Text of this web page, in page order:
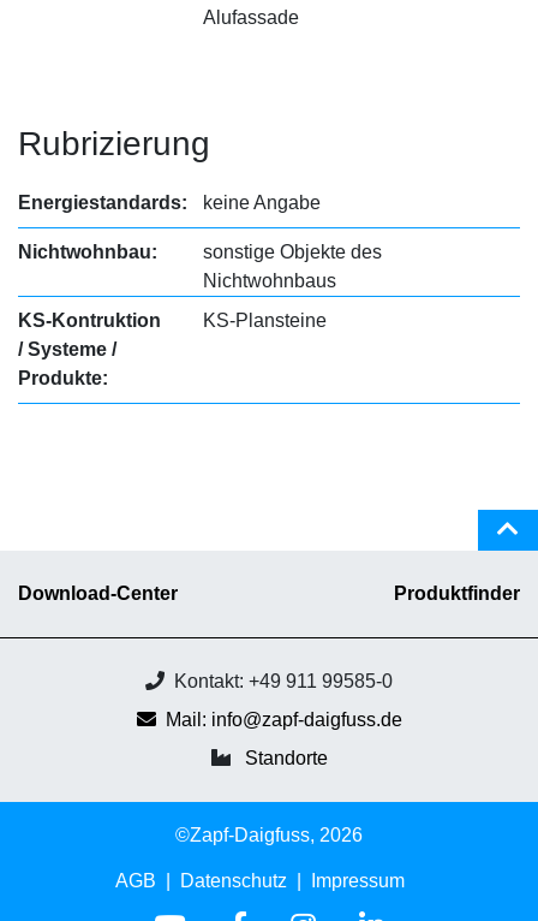
Alufassade
Rubrizierung
Energiestandards: keine Angabe
Nichtwohnbau:
sonstige Objekte des
Nichtwohnbaus
KS-Kontruktion
/ Systeme /
Produkte:
KS-Plansteine
Download-Center Produktfinder
Kontakt: +49 911 99585-0
Mail: info@zapf-daigfuss.de
Standorte
©Zapf-Daigfuss, 2026
AGB Datenschutz Impressum